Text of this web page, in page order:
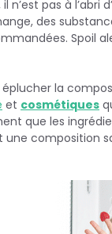
pas à l’abri d’
des
Spoil
la
et cosmétiques
que les
une composition